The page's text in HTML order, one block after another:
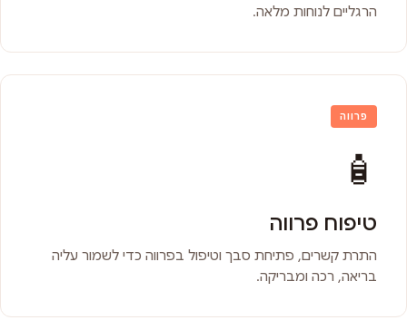
הרגליים לנוחות מלאה.
פרווה
🧴
טיפוח פרווה
התרת קשרים, פתיחת סבך וטיפול בפרווה כדי לשמור עליה
בריאה, רכה ומבריקה.